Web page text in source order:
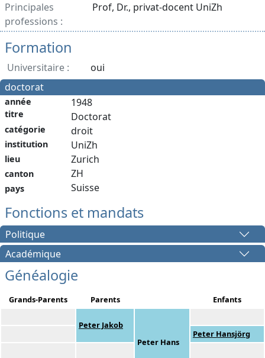
Principales
professions :
Prof, Dr., privat-docent UniZh
Formation
Universitaire :
oui
doctorat
année
titre
catégorie
institution
lieu
canton
pays
1948
Doctorat
droit
UniZh
Zurich
ZH
Suisse
Fonctions et mandats
Politique
Académique
Généalogie
Grands-Parents Parents Enfants
Peter Jakob
Peter Hans
Peter Hansjörg